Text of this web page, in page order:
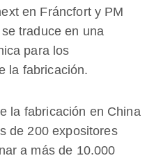
en Fráncfort y PM
traduce en una
para los
la fabricación.
la fabricación en China
de 200 expositores
a más de 10.000